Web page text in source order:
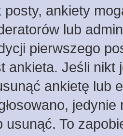
posty, ankiety
lub
pierwszego
ankieta. Jeśli nikt
ankietę lub
usunąć. To